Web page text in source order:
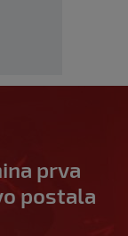
prva
postala